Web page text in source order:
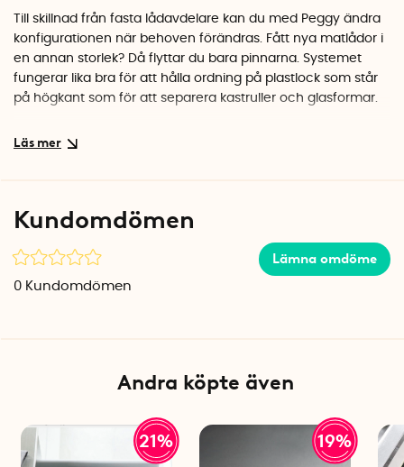
Till skillnad från fasta lådavdelare kan du med Peggy ändra
konfigurationen när behoven förändras. Fått nya matlådor i
en annan storlek? Då flyttar du bara pinnarna. Systemet
fungerar lika bra för att hålla ordning på plastlock som står
på högkant som för att separera kastruller och glasformar.
Passar i djupa kökslådor
plats. När du öppnar och stänger lådan ligger allt kvar där
Mått per bräda: 15 x 10 cm
Kundomdömen
Lämna omdöme
0 Kundomdömen
Andra köpte även
21% 19%